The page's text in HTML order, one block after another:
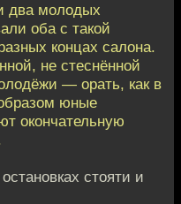
два молодых
оба с такой
концах салона.
не стеснённой
— орать, как в
юные
окончательную
стояти и